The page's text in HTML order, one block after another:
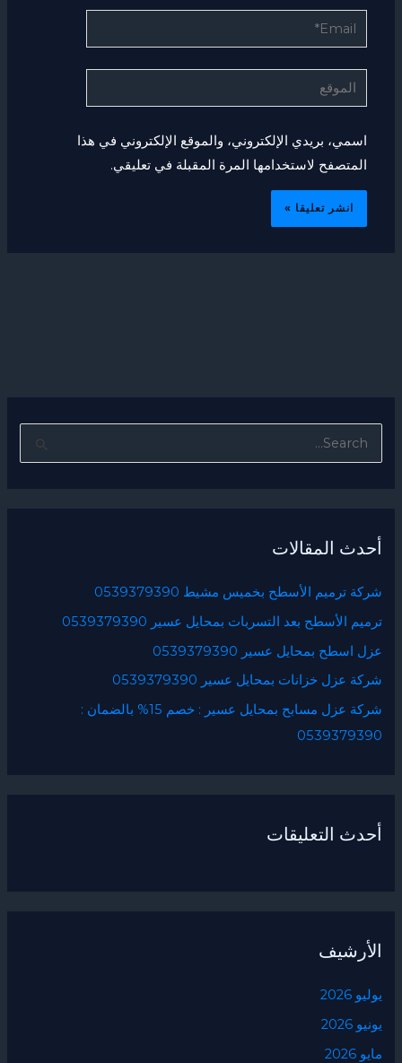
Email*
الموقع
اسمي، بريدي الإلكتروني، والموقع الإلكتروني في هذا
المتصفح لاستخدامها المرة المقبلة في تعليقي.
ث
ن
:
أحدث المقالات
شركة ترميم الأسطح بخميس مشيط 0539379390
ترميم الأسطح بعد التسربات بمحايل عسير 0539379390
عزل اسطح بمحايل عسير 0539379390
شركة عزل خزانات بمحايل عسير 0539379390
شركة عزل مسابح بمحايل عسير : خصم 15% بالضمان :
0539379390
أحدث التعليقات
الأرشيف
يوليو 2026
يونيو 2026
مايو 2026